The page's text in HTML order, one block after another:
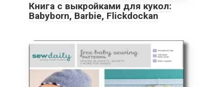
Книга с выкройками для кукол:
Babyborn, Barbie, Flickdockan